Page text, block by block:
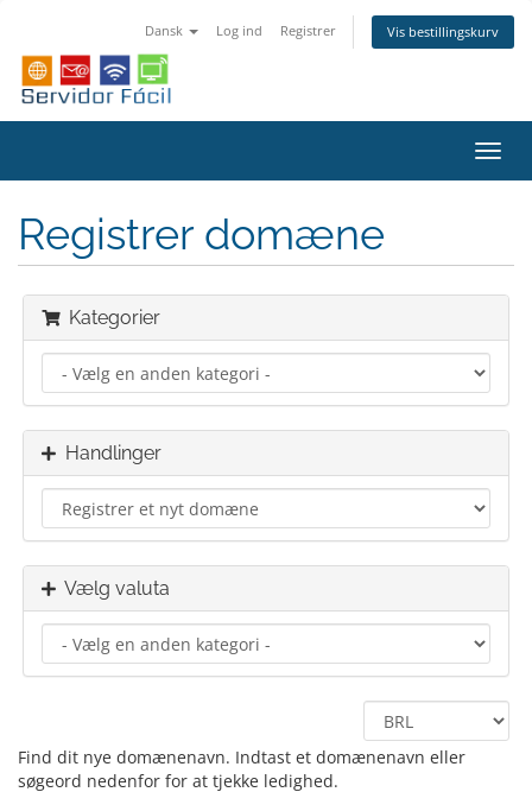
Dansk Log ind Registrer Vis bestillingskurv
Skift
Registrer domæne
Kategorier
Handlinger
Vælg valuta
Find dit nye domænenavn. Indtast et domænenavn eller
søgeord nedenfor for at tjekke ledighed.